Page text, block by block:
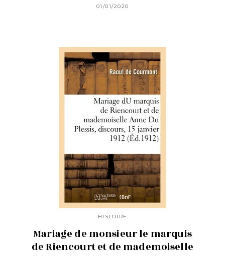
01/01/2020
HISTOIRE
Mariage de monsieur le marquis
de Riencourt et de mademoiselle